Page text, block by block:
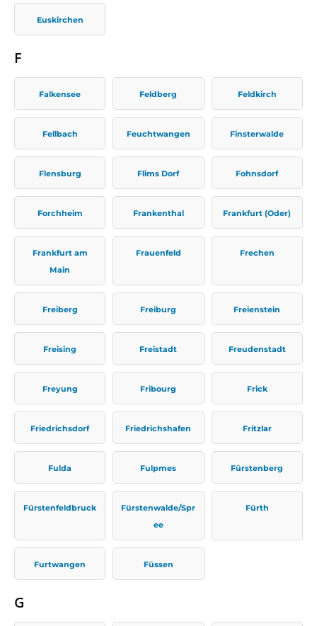
Euskirchen
F
Falkensee Feldberg Feldkirch
Fellbach Feuchtwangen Finsterwalde
Flensburg Flims Dorf Fohnsdorf
Forchheim Frankenthal Frankfurt (Oder)
Frankfurt am
Main
Frauenfeld Frechen
Freiberg Freiburg Freienstein
Freising Freistadt Freudenstadt
Freyung Fribourg Frick
Friedrichsdorf Friedrichshafen Fritzlar
Fulda Fulpmes Fürstenberg
Fürstenfeldbruck
Fürstenwalde/Spr
ee
Fürth
Furtwangen Füssen
G